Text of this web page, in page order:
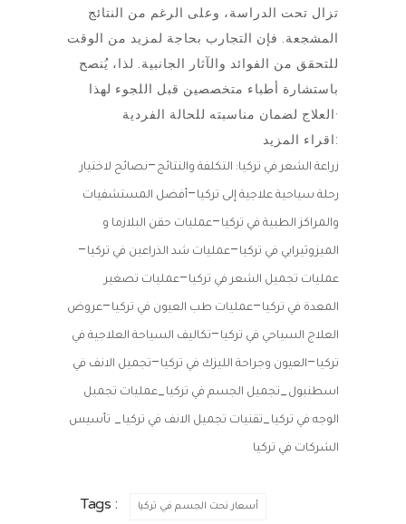
تزال تحت الدراسة، وعلى الرغم من النتائج
المشجعة. فإن التجارب بحاجة لمزيد من الوقت
للتحقق من الفوائد والآثار الجانبية. لذا، يُنصح
باستشارة أطباء متخصصين قبل اللجوء لهذا
العلاج لضمان مناسبته للحالة الفردية·
اقراء المزيد:
زراعة الشعر في تركيا: التكلفة والنتائج –نصائح لاختيار
رحلة سياحية علاجية إلى تركيا –أفضل المستشفيات
والمراكز الطبية في تركيا –عمليات حقن البلازما و
الميزوثيرابي في تركيا –عمليات شد الذراعين في تركيا –
عمليات تجميل الشعر في تركيا –عمليات تصغير
المعدة في تركيا –عمليات طب العيون في تركيا –عروض
العلاج السياحي في تركيا –تكاليف السياحة العلاجية في
تركيا –العيون وجراحة الليزك في تركيا –تجميل الانف في
اسطنبول تجميل الجسم في تركيا عمليات تجميل
الوجه في تركيا تقنيات تجميل الانف في تركيا تأسيس
الشركات في تركيا
Tags : أسعار نحت الجسم في تركيا